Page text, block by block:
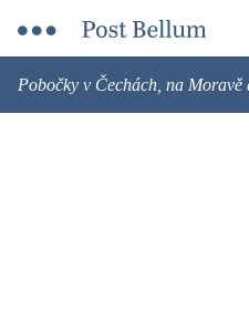
Pobočky v Čechách, na Moravě